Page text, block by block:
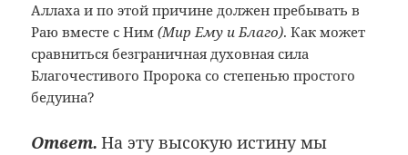
Аллаха и по этой причине должен пребывать в
Раю вместе с Ним(Мир Ему и Благо). Как может
сравниться безграничная духовная сила
Благочестивого Пророка со степенью простого
бедуина?
Ответ. На эту высокую истину мы